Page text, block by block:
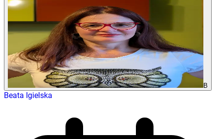
B
Beata Igielska